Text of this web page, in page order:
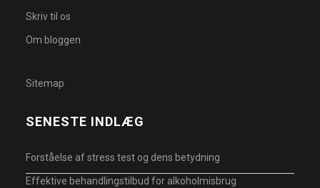
Skriv til os
Om bloggen
Sitemap
SENESTE INDLÆG
Forståelse af stress test og dens betydning
Effektive behandlingstilbud for alkoholmisbrug